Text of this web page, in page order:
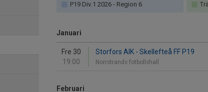
P19 Div.1 2026 - Region 6
Januari
Fre 30
19:00
Storfors AIK - Skellefteå FF P19
Norrstrands fotbollshall
Februari